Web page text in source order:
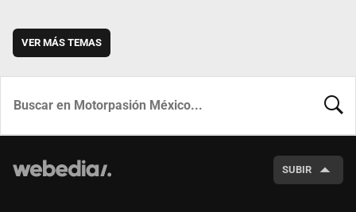
VER MÁS TEMAS
SUBIR